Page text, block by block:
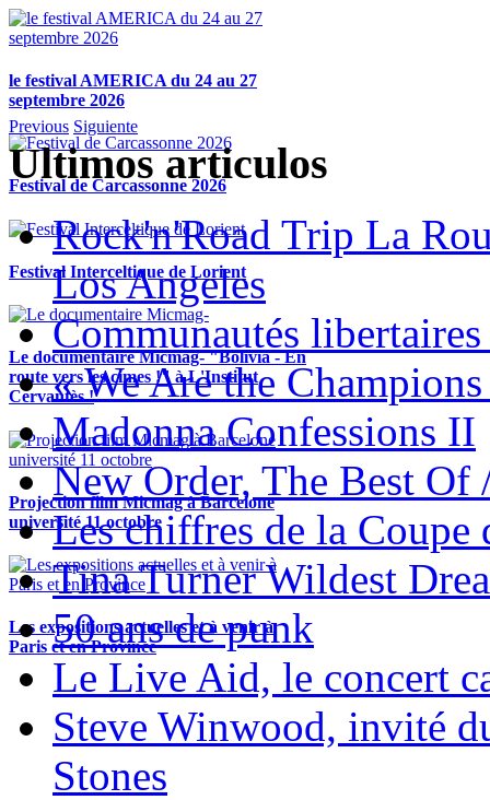
le festival AMERICA du 24 au 27
septembre 2026
Festival de Carcassonne 2026
Festival Interceltique de Lorient
Le documentaire Micmag- "Bolivia - En
route vers les cimes !" à L'Institut
Cervantès !
Projection film Micmag à Barcelone
université 11 octobre
Les expositions actuelles et à venir à
Paris et en Province
Previous Siguiente
Ultimos articulos
Rock'n'Road Trip La
Los Angeles
Communautés libertaires
« We Are the
Madonna Confessions II
New Order, The Best Of
Les chiffres de la Coupe
Tina Turner Wildest
50 ans de punk
Le Live Aid, le concert
Steve Winwood, invité
Stones